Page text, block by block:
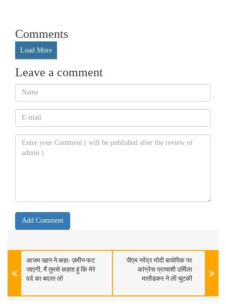
Comments
Load More
Leave a comment
आजम खान ने कहा- ज़मीन फट
जाएगी, मैं तुमसे कहता हूं कि मेरे
दर्द का बदला लो
पीएम नरेंद्र मोदी बायोपिक पर
कांग्रेस प्रत्याशी उर्मिला
मातोंडकर ने ली चुटकी